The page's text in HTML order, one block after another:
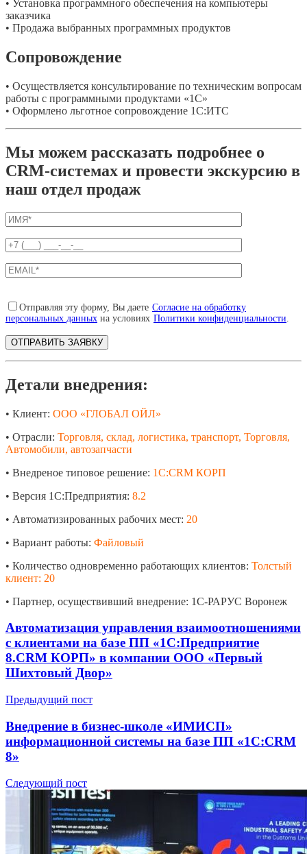
• Установка программного обеспечения на компьютеры
заказчика
• Продажа выбранных программных продуктов
Сопровождение
• Осуществляется консультирование по техническим вопросам
работы с программными продуктами «1С»
• Оформлено льготное сопровождение 1С:ИТС
Мы можем рассказать подробнее о
CRM-системах и провести экскурсию в
наш отдел продаж
Отправляя эту форму, Вы даете Согласие на обработку
персональных данных на условиях Политики конфиденциальности
Детали внедрения:
• Клиент: ООО «ГЛОБАЛ ОЙЛ»
• Отрасли: Торговля, склад, логистика, транспорт, Торговля,
Автомобили, автозапчасти
• Внедреное типовое решение: 1С:CRM КОРП
• Версия 1С:Предприятия: 8.2
• Автоматизированных рабочих мест: 20
• Вариант работы: Файловый
• Количество одновременно работающих клиентов: Толстый
клиент: 20
• Партнер, осуществивший внедрение: 1С-РАРУС Воронеж
Автоматизация управления взаимоотношениями
с клиентами на базе ПП «1С:Предприятие
8.CRM КОРП» в компании ООО «Первый
Шихтовый Двор»
Предыдущий пост
Внедрение в бизнес-школе «ИМИСП»
информационной системы на базе ПП «1С:CRM
8»
Следующий пост